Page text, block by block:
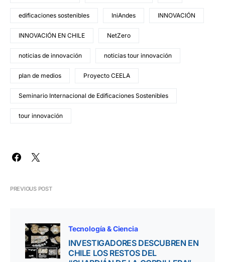
edificaciones sostenibles IniAndes INNOVACIÓN
INNOVACIÓN EN CHILE NetZero
noticias de innovación noticias tour innovación
plan de medios Proyecto CEELA
Seminario Internacional de Edificaciones Sostenibles
tour innovación
PREVIOUS POST
Tecnología & Ciencia
INVESTIGADORES DESCUBREN EN
CHILE LOS RESTOS DEL